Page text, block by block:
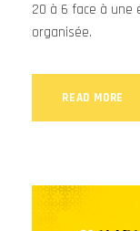
20 à 6 face à une
organisée.
READ MORE